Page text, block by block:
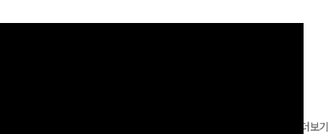
은 베이직한 디자인!
게 즐기기 좋아요 ✨
더보기